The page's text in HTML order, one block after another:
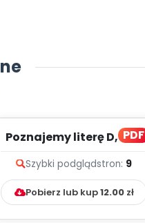
PDF
Poznajemy literę D, cz. 1
Szybki podglądstron: 9
Pobierz lub kup12.00zł